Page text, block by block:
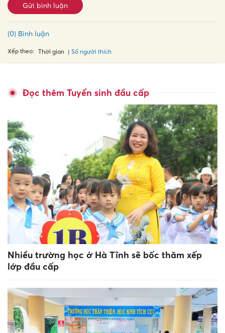
Gửi bình luận
(0) Bình luận
Xếp theo: Thời gian Số người thích
Đọc thêm Tuyển sinh đầu cấp
Nhiều trường học ở Hà Tĩnh sẽ bốc thăm xếp
lớp đầu cấp